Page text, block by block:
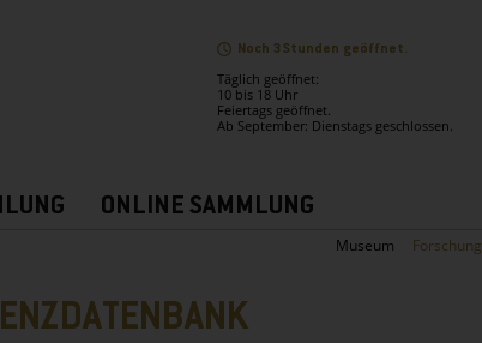
Noch 3 Stunden geöffnet.
Täglich geöffnet:
10 bis 18 Uhr
Feiertags geöffnet.
Ab September: Dienstags geschlossen.
ONLINE SAMMLUNG
Museum Forschung